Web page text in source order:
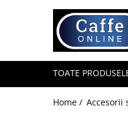
Toate Produsele
Capsule Cafea
TOATE
Home / Accesorii